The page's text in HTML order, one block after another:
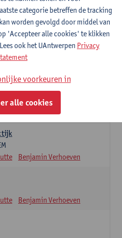
Er kan maar 1 stage-
Gertjan Willems
Benjamin Verhoeven
Benjamin Verhoeven
categorie betreffen de tracking
worden gevolgd door middel van
'Accepteer alle cookies' te klikken
ook het UAntwerpen Privacy
voorkeuren in
alle cookies